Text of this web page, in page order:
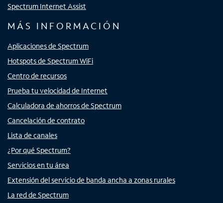
Spectrum Internet Assist
MÁS INFORMACIÓN
Aplicaciones de Spectrum
Hotspots de Spectrum WiFi
Centro de recursos
Prueba tu velocidad de Internet
Calculadora de ahorros de Spectrum
Cancelación de contrato
Lista de canales
¿Por qué Spectrum?
Servicios en tu área
Extensión del servicio de banda ancha a zonas rurales
La red de Spectrum